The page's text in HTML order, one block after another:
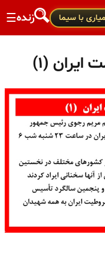
با سیما زنده☰
(۱)